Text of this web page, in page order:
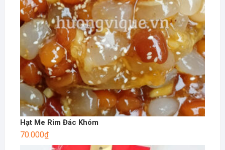
Hạt Me Rim Đác Khóm
70.000₫